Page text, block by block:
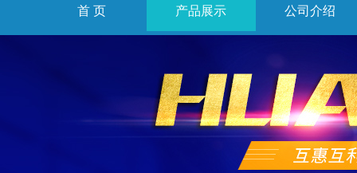
首 页 产品展示 公司介绍